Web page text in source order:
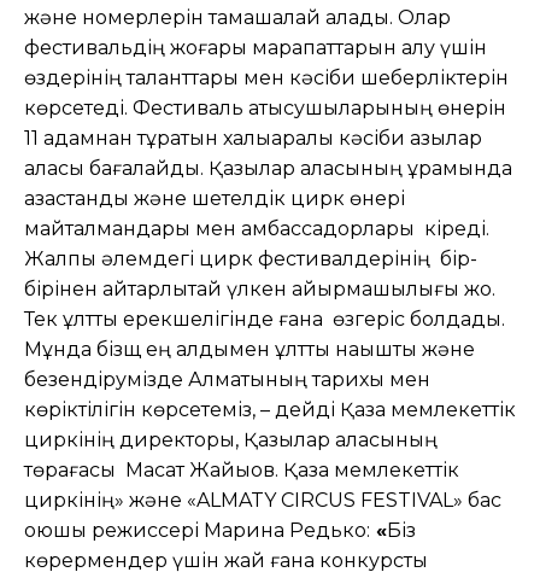
және номерлерін тамашалай алады. Олар
фестивальдің жоғары марапаттарын алу үшін
өздерінің таланттары мен кәсіби шеберліктерін
көрсетеді. Фестиваль қатысушыларының өнерін
11 адамнан тұратын халықаралық кәсіби қазылар
алқасы бағалайды. Қазылар алқасының құрамында
қазақстандық және шетелдік цирк өнері
майталмандары мен амбассадорлары кіреді.
Жалпы әлемдегі цирк фестивалдерінің бір-
бірінен айтарлықтай үлкен айырмашылығы жоқ.
Тек ұлттық ерекшелігінде ғана өзгеріс болдады.
Мұнда бізщ ең алдымен ұлттық нақышты және
безендірумізде Алматының тарихы мен
көріктілігін көрсетеміз, – дейді Қазақ мемлекеттік
циркінің директоры, Қазылар алқасының
төрағасы Мақсат Жайықов. Қазақ мемлекеттік
циркінің» және «ALMATY CIRCUS FESTIVAL» бас
қоюшы режиссері Марина Редько: «Біз
көрермендер үшін жай ғана конкурстық